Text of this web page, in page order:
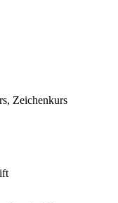
Zeichenkurs